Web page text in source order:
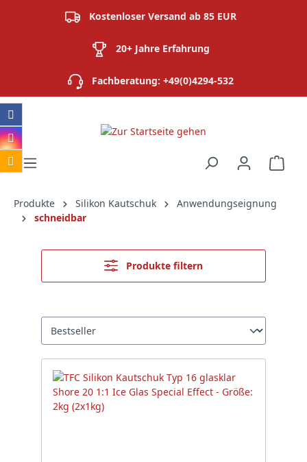
Kostenloser Versand ab 85 EUR
20+ Jahre Erfahrung
Fachberatung: +49(0)4294-532
Produkte Silikon Kautschuk
Anwendungseignung
schneidbar
Produkte filtern